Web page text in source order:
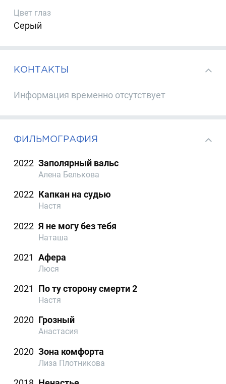
Цвет глаз
Серый
КОНТАКТЫ
Информация временно отсутствует
ФИЛЬМОГРАФИЯ
2022 Заполярный вальс
Алена Белькова
2022 Капкан на судью
Настя
2022 Я не могу без тебя
Наташа
2021 Афера
Люся
2021 По ту сторону смерти 2
Настя
2020 Грозный
Анастасия
2020 Зона комфорта
Лиза Плотникова